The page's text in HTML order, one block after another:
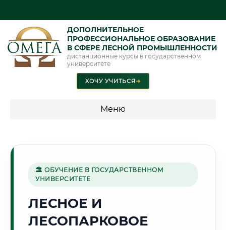
ДОПОЛНИТЕЛЬНОЕ
ПРОФЕССИОНАЛЬНОЕ ОБРАЗОВАНИЕ
В СФЕРЕ ЛЕСНОЙ ПРОМЫШЛЕННОСТИ
дистанционные курсы в государственном
университете
ХОЧУ УЧИТЬСЯ➜
Меню
промышленность"
Г. ЙОШКАР-ОЛА
🏛 ОБУЧЕНИЕ В ГОСУДАРСТВЕННОМ
УНИВЕРСИТЕТЕ
ЛЕСНОЕ И
ЛЕСОПАРКОВОЕ